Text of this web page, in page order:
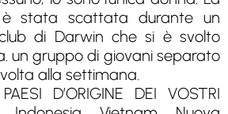
stata scattata durante un
di Darwin che si è svolto
un gruppo di giovani separato
alla settimana.
D’ORIGINE DEI VOSTRI